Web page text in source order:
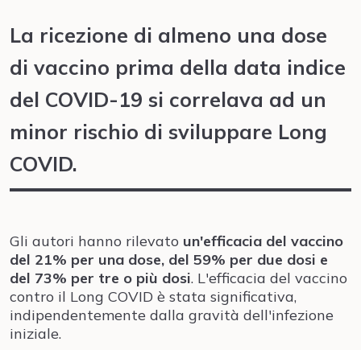
La ricezione di almeno una dose
di vaccino prima della data indice
del COVID-19 si correlava ad un
minor rischio di sviluppare Long
COVID.
Gli autori hanno rilevato un'efficacia del vaccino
del 21% per una dose, del 59% per due dosi e
del 73% per tre o più dosi. L'efficacia del vaccino
contro il Long COVID è stata significativa,
indipendentemente dalla gravità dell'infezione
iniziale.